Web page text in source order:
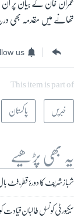
عمران خان کے بیان پر
تھانے میں مقدمہ بھی
us
This item is part of
خبریں پاکستان
یہ بھی پڑھیے
شہباز شریف کا دورۂ قطر، فٹ
سیکیورٹی کونسل طالبان قیادت